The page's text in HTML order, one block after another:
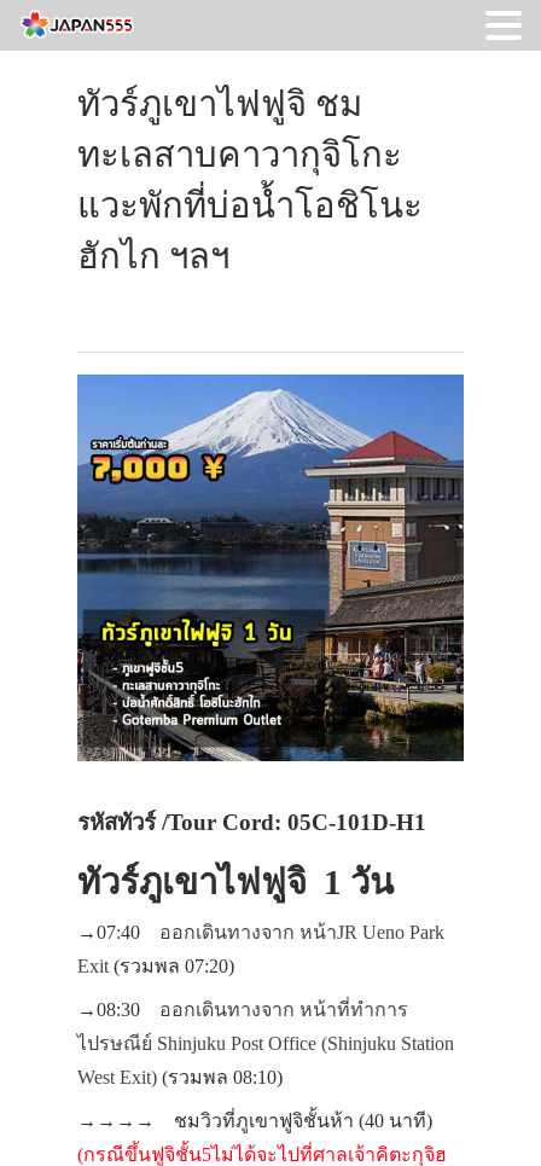
ทัวร์ภูเขาไฟฟูจิ ชม
ทะเลสาบคาวากุจิโกะ
แวะพักที่บ่อน้ำโอชิโนะ
ฮักไก ฯลฯ
รหัสทัวร์ /Tour Cord: 05C-101D-H1
ทัวร์ภูเขาไฟฟูจิ 1 วัน
→07:40 ออกเดินทางจาก หน้าJR Ueno Park
Exit (รวมพล 07:20)
→08:30 ออกเดินทางจาก หน้าที่ทำการ
ไปรษณีย์ Shinjuku Post Office (Shinjuku Station
West Exit) (รวมพล 08:10)
→→→→ ชมวิวที่ภูเขาฟูจิชั้นห้า (40 นาที)
(กรณีขึ้นฟูจิชั้น5ไม่ได้จะไปที่ศาลเจ้าคิตะกุจิฮ